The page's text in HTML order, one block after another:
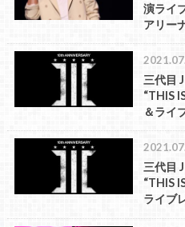
演ライ
アリー
三代目
“THIS
＆ライ
三代目
“THIS
ライブ